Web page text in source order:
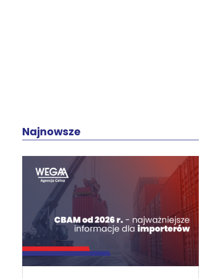
Najnowsze